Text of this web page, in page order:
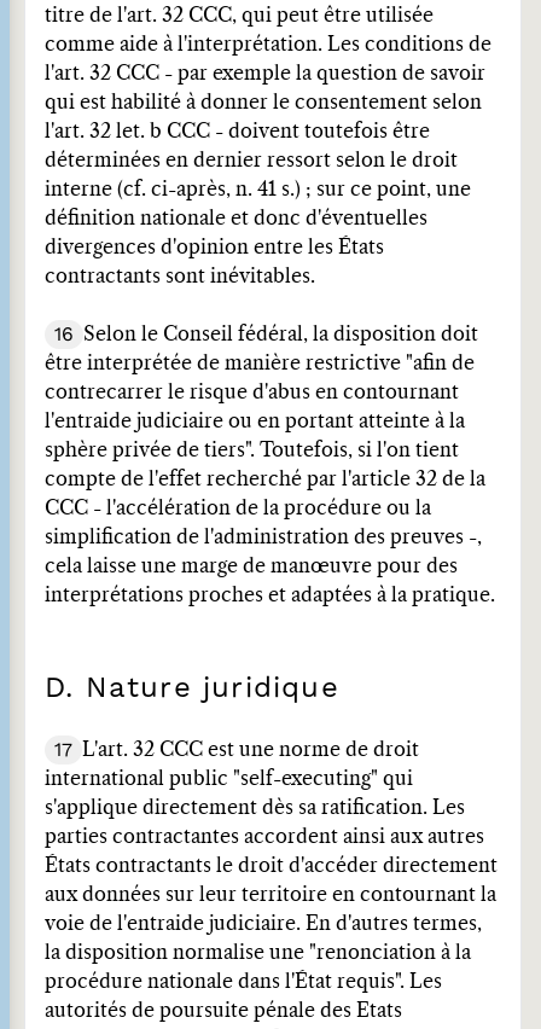
titre de l'art. 32 CCC, qui peut être utilisée
comme aide à l'interprétation. Les conditions de
l'art. 32 CCC - par exemple la question de savoir
qui est habilité à donner le consentement selon
l'art. 32 let. b CCC - doivent toutefois être
déterminées en dernier ressort selon le droit
interne (cf. ci-après, n. 41 s.) ; sur ce point, une
définition nationale et donc d'éventuelles
divergences d'opinion entre les États
contractants sont inévitables.
16
Selon le Conseil fédéral, la disposition doit
être interprétée de manière restrictive "afin de
contrecarrer le risque d'abus en contournant
l'entraide judiciaire ou en portant atteinte à la
sphère privée de tiers". Toutefois, si l'on tient
compte de l'effet recherché par l'article 32 de la
CCC - l'accélération de la procédure ou la
simplification de l'administration des preuves -,
cela laisse une marge de manœuvre pour des
interprétations proches et adaptées à la pratique.
D. Nature juridique
17
L'art. 32 CCC est une norme de droit
international public "self-executing" qui
s'applique directement dès sa ratification. Les
parties contractantes accordent ainsi aux autres
États contractants le droit d'accéder directement
aux données sur leur territoire en contournant la
voie de l'entraide judiciaire. En d'autres termes,
la disposition normalise une "renonciation à la
procédure nationale dans l'État requis". Les
autorités de poursuite pénale des Etats